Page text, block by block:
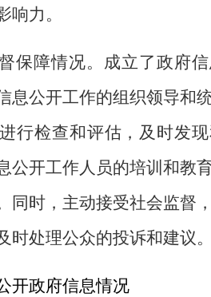
响力。
保障情况。 成立了政府
息公开工作的组织领导和
行检查和评估，及时发
公开工作人员的培训和教
同时，主动接受社会监督
时处理公众的投诉和建议
开政府信息情况